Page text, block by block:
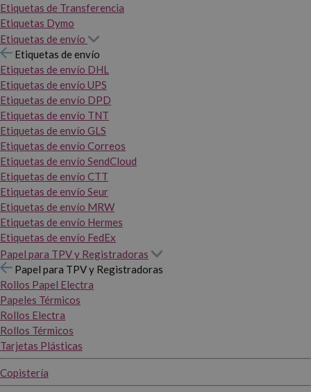
Etiquetas de Transferencia
Etiquetas Dymo
Etiquetas de envío
Etiquetas de envío
Etiquetas de envío DHL
Etiquetas de envío UPS
Etiquetas de envío DPD
Etiquetas de envío TNT
Etiquetas de envío GLS
Etiquetas de envío Correos
Etiquetas de envío SendCloud
Etiquetas de envío CTT
Etiquetas de envío Seur
Etiquetas de envío MRW
Etiquetas de envío Hermes
Etiquetas de envío FedEx
Papel para TPV y Registradoras
Papel para TPV y Registradoras
Rollos Papel Electra
Papeles Térmicos
Rollos Electra
Rollos Térmicos
Tarjetas Plásticas
Copistería